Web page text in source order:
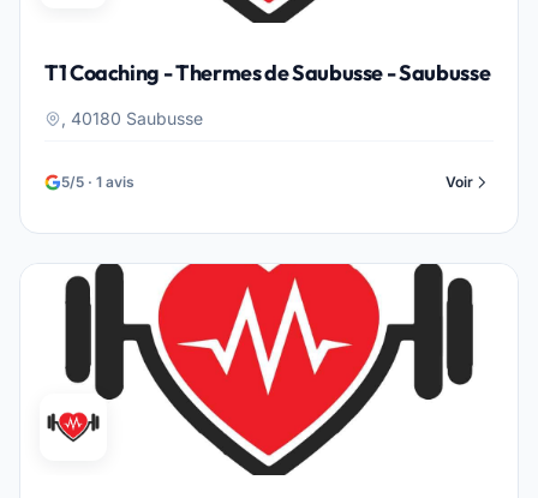
T1 Coaching - Thermes de Saubusse - Saubusse
, 40180 Saubusse
5/5 · 1 avis Voir